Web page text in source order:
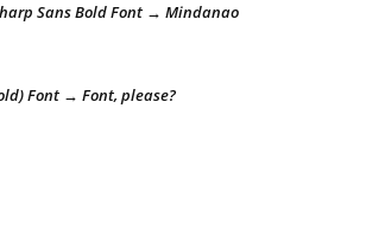
Sans Bold Font → Mindanao
Font → Font, please?